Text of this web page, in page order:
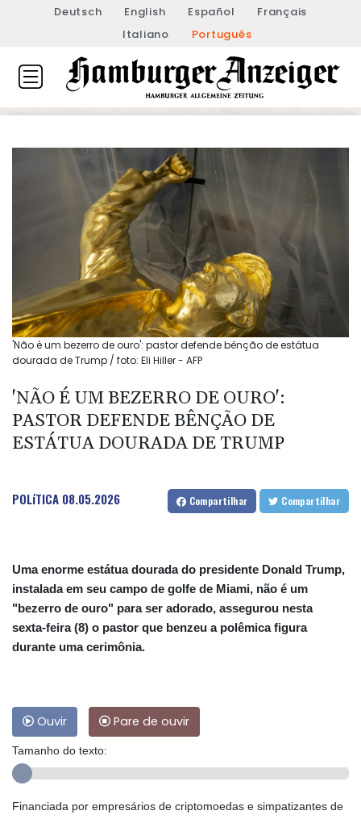
Deutsch English Español
Français
Italiano
Português
'Não é um bezerro de ouro': pastor defende bênção de estátua
dourada de Trump / foto: Eli Hiller - AFP
'NÃO É UM BEZERRO DE OURO':
PASTOR DEFENDE BÊNÇÃO DE
ESTÁTUA DOURADA DE TRUMP
POLíTICA 08.05.2026 Compartilhar Compartilhar
Uma enorme estátua dourada do presidente Donald Trump,
instalada em seu campo de golfe de Miami, não é um
"bezerro de ouro" para ser adorado, assegurou nesta
sexta-feira (8) o pastor que benzeu a polêmica figura
durante uma cerimônia.
Ouvir Pare de ouvir
Tamanho do texto:
Financiada por empresários de criptomoedas e simpatizantes de